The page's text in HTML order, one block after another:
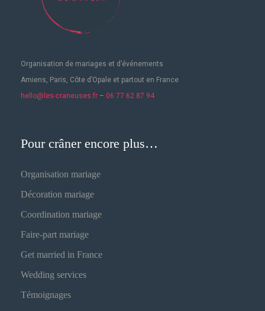
Organisation de mariages et d’événements
Amiens, Paris, Côte d’Opale et partout en France
hello@les-craneuses.fr – 06 77 62 87 94
Pour crâner encore plus…
Organisation mariage
Décoration mariage
Coordination mariage
Faire-part mariage
Get married in France
Wedding services
Témoignages